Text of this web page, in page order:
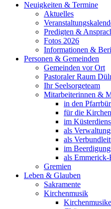
Neuigkeiten & Termine
Aktuelles
Predigten &
Fotos 2026
Informationen &
Personen & Gemeinden
Gemeinden vor Ort
Pastoraler Raum
Ihr Seelsorgeteam
Mitarbeiterinnen &
in den
für die
im
als
als
im
als Emmerick-
Gremien
Leben & Glauben
Sakramente
Kirchenmusik